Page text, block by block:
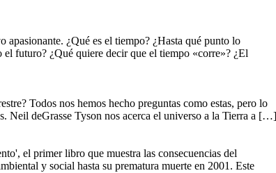
¿Qué es el tiempo? ¿Hasta qué punto lo
futuro? ¿Qué quiere decir que el tiempo «corre»? ¿El
Todos nos hemos hecho preguntas como estas, pero lo
Neil deGrasse Tyson nos acerca el universo a la Tierra a […]
el primer libro que muestra las consecuencias del
y social hasta su prematura muerte en 2001. Este